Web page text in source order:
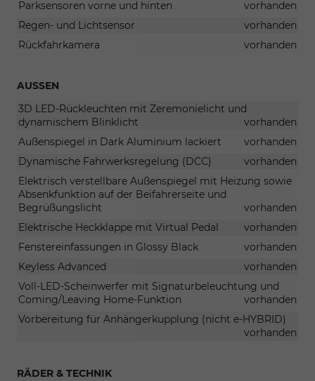
Parksensoren vorne und hinten
vorhanden
Regen- und Lichtsensor
vorhanden
Rückfahrkamera
vorhanden
AUSSEN
3D LED-Rückleuchten mit Zeremonielicht und
dynamischem Blinklicht
vorhanden
Außenspiegel in Dark Aluminium lackiert
vorhanden
Dynamische Fahrwerksregelung (DCC)
vorhanden
Elektrisch verstellbare Außenspiegel mit Heizung sowie
Absenkfunktion auf der Beifahrerseite und
Begrüßungslicht
vorhanden
Elektrische Heckklappe mit Virtual Pedal
vorhanden
Fenstereinfassungen in Glossy Black
vorhanden
Keyless Advanced
vorhanden
Voll-LED-Scheinwerfer mit Signaturbeleuchtung und
Coming/Leaving Home-Funktion
vorhanden
Vorbereitung für Anhängerkupplung (nicht e-HYBRID)
vorhanden
RÄDER & TECHNIK